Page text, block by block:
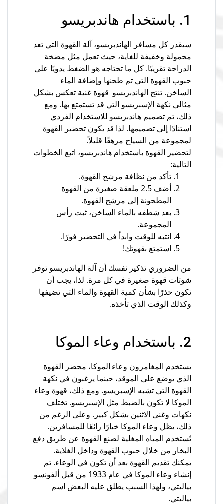
1. باستخدام هاندبريسو
سيقدر كل مسافر الهاندبريسو، آلة القهوة التي تعد
محمولة وخفيفة للغاية، حيث تعمل مثل مضخة
الدراجة تقريبًا. كل ما تحتاجه هو الضغط يدويًا على
حبوب القهوة التي تم طحنها وإضافة الماء
الساخن. تنتج الهاندبريسو قهوة غنية تعكس بشكل
مثالي نكهة الإسبريسو التي قد تستمتع بها. ومع
ذلك، تم تصميم هاندبريسو للاستخدام الفردي
استنادًا إلى تصميمها. لذا قد يكون تحضير القهوة
لمجموعة من السياح مرهقًا قليلاً.
لتحضير القهوة باستخدام هاندبريسو، اتبع الخطوات
التالية:
تأكد من نظافة مرشح القهوة.
أضف 2.5 ملعقة صغيرة من القهوة
المطحونة إلى مرشح القهوة.
بعد شطفه بالماء الساخن، ثبت رأس
المجموعة.
انتبه للوقت وابدأ في التحضير فورًا.
استمتع بقهوتك!
من الضروري تذكير نفسك أن آلة الهاندبريسو توفر
شوتات قهوة صغيرة في كل مرة. لذا، يجب أن
تكون حذرًا بشأن كمية القهوة والماء التي تضيفها
وكذلك الوقت الذي تأخذه.
2. باستخدام وعاء الموكا
يستخدم المغامرون وعاء الموكا، محضر القهوة
الذي يوضع على الموقد، حينما يرغبون في نكهة
القهوة التي تشبه الإسبريسو. ومع ذلك، قهوة وعاء
الموكا لا تكون بالضبط مثل الإسبريسو. تختلف
نكهات وغنى الاثنين بشكل كبير. وعلى الرغم من
ذلك، يظل وعاء الموكا خيارًا رائعًا للمسافرين.
تُستخدم المياه المغلية لصنع القهوة عن طريق دفع
البخار من خلال حبوب القهوة وداخل الغلاية.
يمكنك تقديم القهوة بعد أن تكون في الوعاء. تم
إنشاء وعاء الموكا في عام 1933 من قبل ألفونسو
بياليتي، ولهذا السبب يطلق عليه البعض اسم
بياليتي.